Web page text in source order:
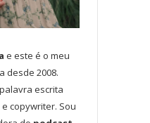
e este é o meu
desde 2008.
escrita
copywriter. Sou